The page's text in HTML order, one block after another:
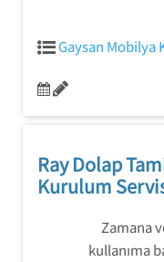
Gaysan Mobilya
Ray Dolap
Kurulum
Zamana
kullanıma